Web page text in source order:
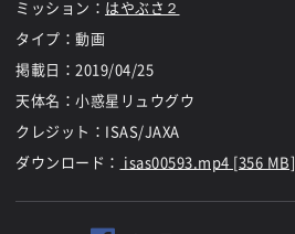
ミッション： はやぶさ２
タイプ：動画
掲載日： 2019/04/25
天体名：小惑星リュウグウ
クレジット：ISAS/JAXA
ダウンロード： isas00593.mp4 [356 MB]